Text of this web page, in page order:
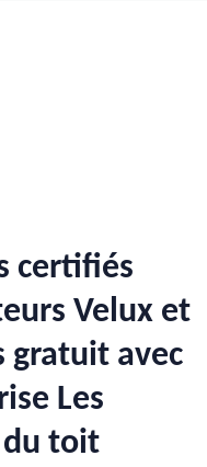
certifiés
Velux et
gratuit avec
Les
toit